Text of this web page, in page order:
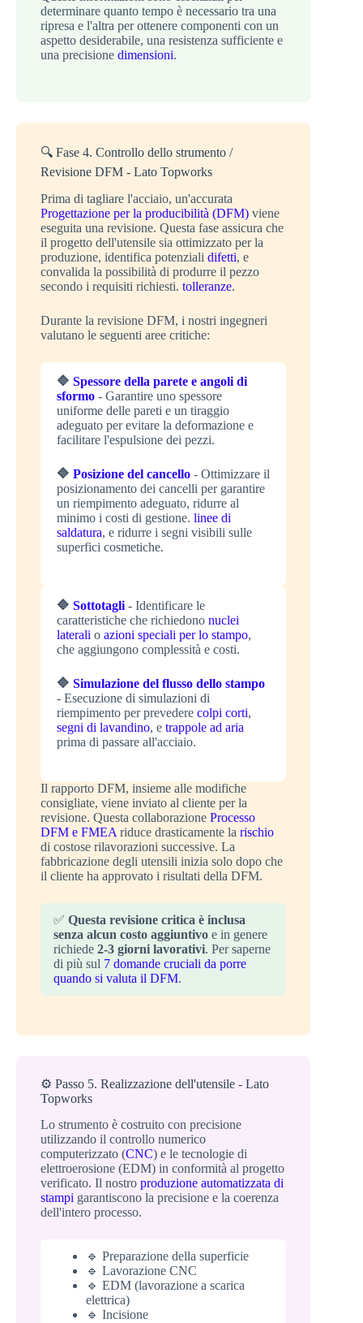
determinare quanto tempo è necessario tra una
ripresa e l'altra per ottenere componenti con un
aspetto desiderabile, una resistenza sufficiente e
una precisione dimensioni.
🔍 Fase 4. Controllo dello strumento /
Revisione DFM - Lato Topworks
Prima di tagliare l'acciaio, un'accurata
Progettazione per la producibilità (DFM) viene
eseguita una revisione. Questa fase assicura che
il progetto dell'utensile sia ottimizzato per la
produzione, identifica potenziali difetti, e
convalida la possibilità di produrre il pezzo
secondo i requisiti richiesti. tolleranze.
Durante la revisione DFM, i nostri ingegneri
valutano le seguenti aree critiche:
🔷 Spessore della parete e angoli di
sformo - Garantire uno spessore
uniforme delle pareti e un tiraggio
adeguato per evitare la deformazione e
facilitare l'espulsione dei pezzi.
🔷 Posizione del cancello - Ottimizzare il
posizionamento dei cancelli per garantire
un riempimento adeguato, ridurre al
minimo i costi di gestione. linee di
saldatura, e ridurre i segni visibili sulle
superfici cosmetiche.
🔷 Sottotagli - Identificare le
caratteristiche che richiedono nuclei
laterali o azioni speciali per lo stampo,
che aggiungono complessità e costi.
🔷 Simulazione del flusso dello stampo
- Esecuzione di simulazioni di
riempimento per prevedere colpi corti,
segni di lavandino, e trappole ad aria
prima di passare all'acciaio.
Il rapporto DFM, insieme alle modifiche
consigliate, viene inviato al cliente per la
revisione. Questa collaborazione Processo
DFM e FMEA riduce drasticamente la rischio
di costose rilavorazioni successive. La
fabbricazione degli utensili inizia solo dopo che
il cliente ha approvato i risultati della DFM.
✅ Questa revisione critica è inclusa
senza alcun costo aggiuntivo e in genere
richiede 2-3 giorni lavorativi. Per saperne
di più sul 7 domande cruciali da porre
quando si valuta il DFM.
⚙️ Passo 5. Realizzazione dell'utensile - Lato
Topworks
Lo strumento è costruito con precisione
utilizzando il controllo numerico
computerizzato (CNC) e le tecnologie di
elettroerosione (EDM) in conformità al progetto
verificato. Il nostro produzione automatizzata di
stampi garantiscono la precisione e la coerenza
dell'intero processo.
🔹 Preparazione della superficie
🔹 Lavorazione CNC
🔹 EDM (lavorazione a scarica
elettrica)
🔹 Incisione